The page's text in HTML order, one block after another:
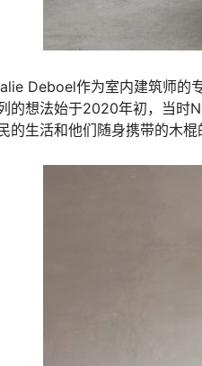
Deboel作为室内建筑师的
的想法始于2020年初，当时
的生活和他们随身携带的木棍